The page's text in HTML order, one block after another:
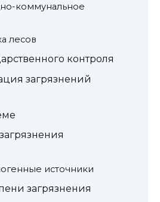
коммунальное
лесов
контроля
загрязнений
источники
загрязнения